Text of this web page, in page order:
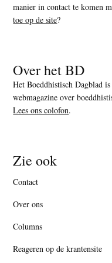
manier in contact te komen
toe op de site?
Over het BD
Het Boeddhistisch Dagblad
webmagazine over
Lees ons colofon.
Zie ook
Contact
Over ons
Columns
Reageren op de krantensite